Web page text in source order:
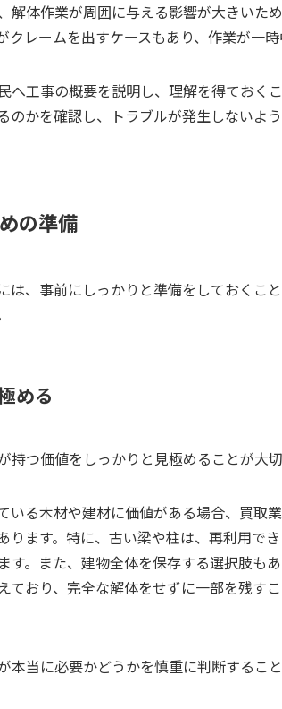
解体作業が周囲に与える影響が大きいた
レームを出すケースもあり、作業が一時
へ工事の概要を説明し、理解を得ておく
かを確認し、トラブルが発生しないよ
の準備
は、事前にしっかりと準備をしておくこ
める
つ価値をしっかりと見極めることが大切
いる木材や建材に価値がある場合、買取
ります。特に、古い梁や柱は、再利用で
。また、建物全体を保存する選択肢も
ており、完全な解体をせずに一部を残す
当に必要かどうかを慎重に判断すること